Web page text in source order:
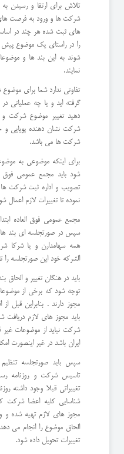
تلاش برای ارتقا و رسیدن
شرکت ها و ورود به فرصت
های ثبت شده هر چند در
را در راستای یک موضوع پیش
شوند به این بند ها و
نمایند.
تفاوتی ندارد شما برای
گرفته اید و یا چه
دهید تغییر موضوع شرکت
شرکت نشان دهنده پویایی و
شرکت ها می باشد.
برای اینکه موضوعی به
شود باید مجمع عمومی فوق
تصویب و اداره ثبت شرکت ها
نموده تا تغییرات لازم اعمال
مجمع عمومی فوق العاده
سپس در صورتجلسه ای بند
همه سهامدارن و یا شرکا
الشرکه خود این صورتجلسه را
باید در هنگان تغییر و
توجه شود که برخی از
مجوز دارند . بنابراین قبل
باید مجوز های لازم
شرکت نباید از موضوعات غیر
ایران باشد در غیر اینصورت
سپس باید صورتجلسه
تاسیس شرکت و روزنامه
تغییراتی قبلا وجود داشته
شناسایی کلیه اعضا شرکت
مجوز های لازم تهیه شده و
الحاق موضوع را انجام می
تغییرات تحویل داده شود.